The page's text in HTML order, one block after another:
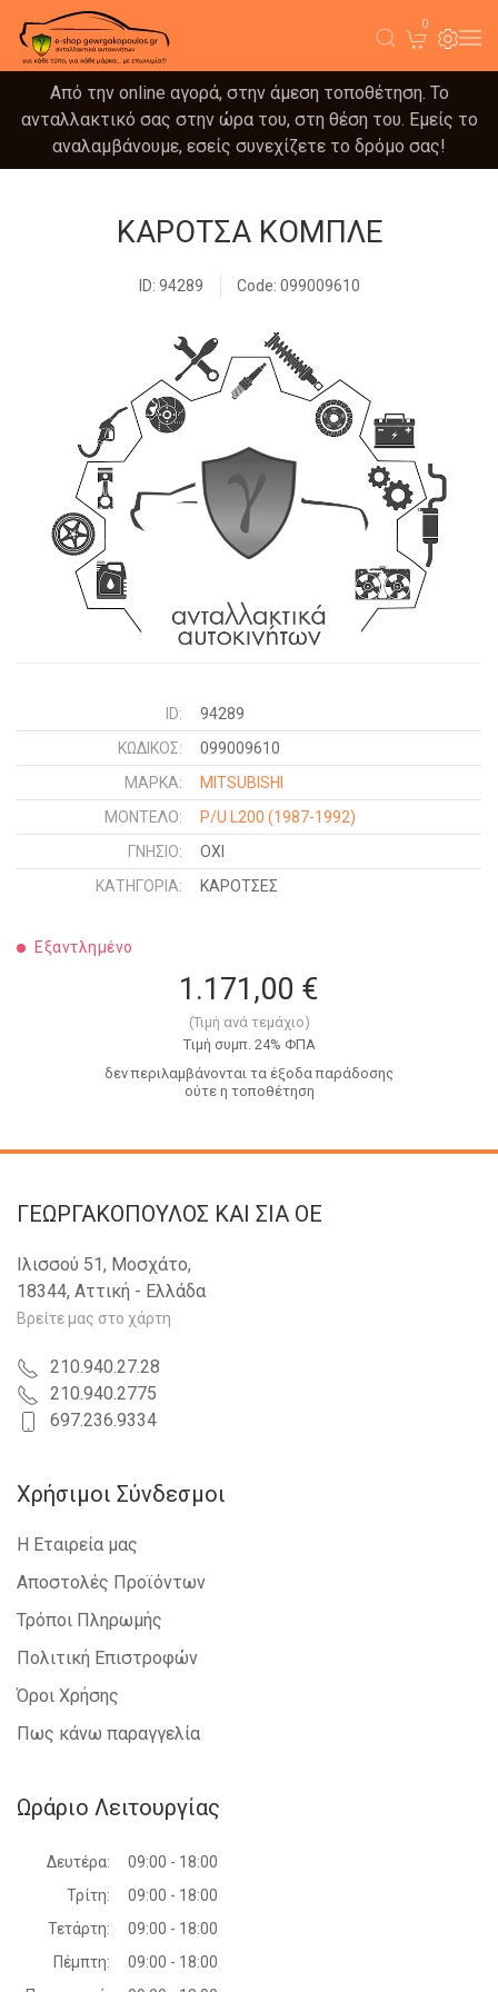
0
Από την online αγορά, στην άμεση τοποθέτηση. Το
ανταλλακτικό σας στην ώρα του, στη θέση του. Εμείς το
αναλαμβάνουμε, εσείς συνεχίζετε το δρόμο σας!
ΚΑΡΟΤΣΑ ΚΟΜΠΛΕ
ID: 94289 Code: 099009610
ID:
94289
ΚΩΔΙΚΌΣ:
099009610
ΜΑΡΚΑ:
MITSUBISHI
ΜΟΝΤΕΛΟ:
P/U L200 (1987-1992)
ΓΝΉΣΙΟ:
ΟΧΙ
ΚΑΤΗΓΟΡΊΑ:
ΚΑΡΟΤΣΕΣ
Εξαντλημένο
1.171,00 €
(Τιμή ανά τεμάχιο)
Tιμή συμπ. 24% ΦΠΑ
δεν περιλαμβάνονται τα έξοδα παράδοσης
ούτε η τοποθέτηση
ΓΕΩΡΓΑΚΟΠΟΥΛΟΣ KAI ΣΙΑ OE
Ιλισσού 51, Μοσχάτο,
18344, Αττική - Ελλάδα
Βρείτε μας στο χάρτη
210.940.27.28
210.940.2775
697.236.9334
Χρήσιμοι Σύνδεσμοι
Η Εταιρεία μας
Αποστολές Προϊόντων
Τρόποι Πληρωμής
Πολιτική Επιστροφών
Όροι Χρήσης
Πως κάνω παραγγελία
Ωράριο Λειτουργίας
Δευτέρα:
09:00 - 18:00
Τρίτη:
09:00 - 18:00
Τετάρτη:
09:00 - 18:00
Πέμπτη:
09:00 - 18:00